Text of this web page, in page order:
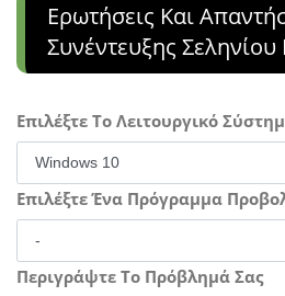
Ερωτήσεις Και
Συνέντευξης Σεληνίου
Επιλέξτε Το Λειτουργικό
Επιλέξτε Ένα Πρόγραμμα
Περιγράψτε Το Πρόβλημά Σας